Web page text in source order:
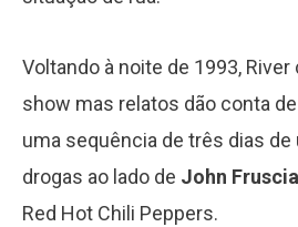
Voltando à noite de 1993,
show mas relatos dão conta
uma sequência de três dias de
drogas ao lado de John
Red Hot Chili Peppers.